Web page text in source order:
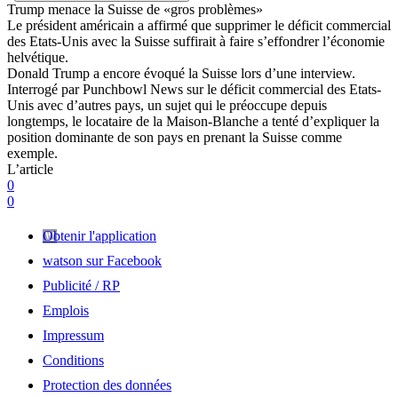
Trump menace la Suisse de «gros problèmes»
Le président américain a affirmé que supprimer le déficit commercial
des Etats-Unis avec la Suisse suffirait à faire s’effondrer l’économie
helvétique.
Donald Trump a encore évoqué la Suisse lors d’une interview.
Interrogé par Punchbowl News sur le déficit commercial des Etats-
Unis avec d’autres pays, un sujet qui le préoccupe depuis
longtemps, le locataire de la Maison-Blanche a tenté d’expliquer la
position dominante de son pays en prenant la Suisse comme
exemple.
L’article
0
0
Obtenir l'application
watson sur Facebook
Publicité / RP
Emplois
Impressum
Conditions
Protection des données